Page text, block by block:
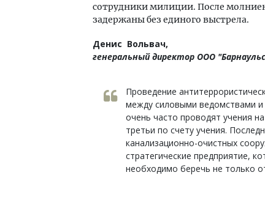
сотрудники милиции. После
задержаны без единого выстрела.
Денис Вольвач,
генеральный директор ООО
Проведение
между силовыми ведомствами и
очень часто проводят учения
третьи по счету учения.
канализационно-очистных
стратегические предприятие,
необходимо беречь не только